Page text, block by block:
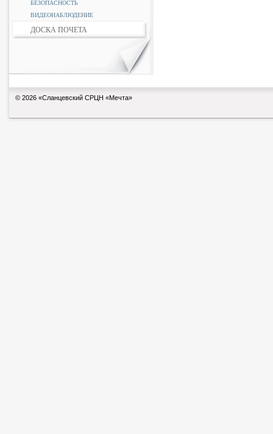
БЕЗОПАСНОСТЬ
ВИДЕОНАБЛЮДЕНИЕ
ДОСКА ПОЧЕТА
© 2026 «Сланцевский СРЦН «Мечта»